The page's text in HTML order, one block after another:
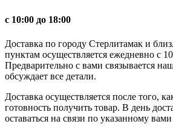
с 10:00 до 18:00
Доставка по городу Стерлитамак и
пунктам осуществляется ежедневно с
Предварительно с вами связывается
обсуждает все детали.
Доставка осуществляется после того,
готовность получить товар. В день
оставаться на связи по указанному